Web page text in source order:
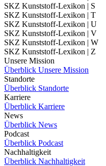
SKZ Kunststoff-Lexikon | S
SKZ Kunststoff-Lexikon | T
SKZ Kunststoff-Lexikon | U
SKZ Kunststoff-Lexikon | V
SKZ Kunststoff-Lexikon | W
SKZ Kunststoff-Lexikon | Z
Unsere Mission
Überblick Unsere Mission
Standorte
Überblick Standorte
Karriere
Überblick Karriere
News
Überblick News
Podcast
Überblick Podcast
Nachhaltigkeit
Überblick Nachhaltigkeit